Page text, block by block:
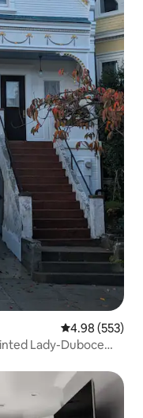
Calificación
4.98 (553)